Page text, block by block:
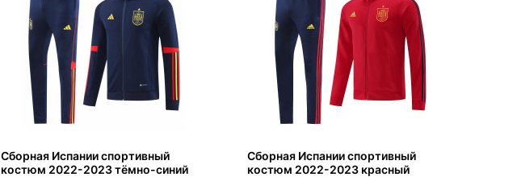
Сборная Испании спортивный
костюм 2022-2023 тёмно-синий
Сборная Испании спортивный
костюм 2022-2023 красный